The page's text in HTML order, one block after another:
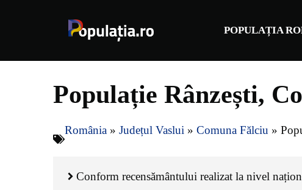
POPULAȚIA
Populație Rânzești,
România » Județul Vaslui » Comuna Fălciu »
Conform recensământului realizat la nivel